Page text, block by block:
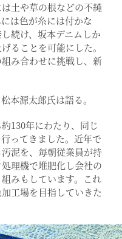
土や草の根などの不純
は色が糸には付かな
続け、坂本デニムしか
ることを可能にした。
み合わせに挑戦し、新
本源太郎氏は語る。
130年にわたり、同じ
ってきました。近年で
泥を、毎朝従業員が持
理機で堆肥化し会社の
みもしています。これ
工場を目指していきた